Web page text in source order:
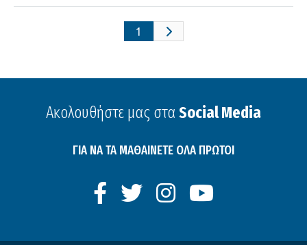
1
Ακολουθήστε μας στα Social Media
ΓΙΑ ΝΑ ΤΑ ΜΑΘΑΙΝΕΤΕ ΟΛΑ ΠΡΩΤΟΙ